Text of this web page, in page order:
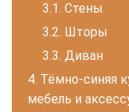
Стены
Шторы
Диван
Тёмно-синяя
мебель и